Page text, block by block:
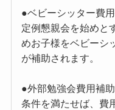
●ベビーシッター費
定例懇親会を始めと
めお子様をベビーシ
が補助されます。
●外部勉強会費用補
条件を満たせば、費